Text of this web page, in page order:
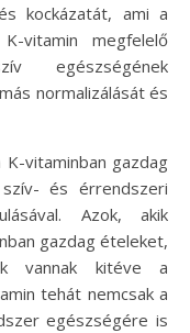
kockázatát, ami a
vitamin megfelelő
egészségének
normalizálását és
vitaminban gazdag
és érrendszeri
Azok, akik
gazdag ételeket,
vannak kitéve a
tehát nemcsak a
egészségére is